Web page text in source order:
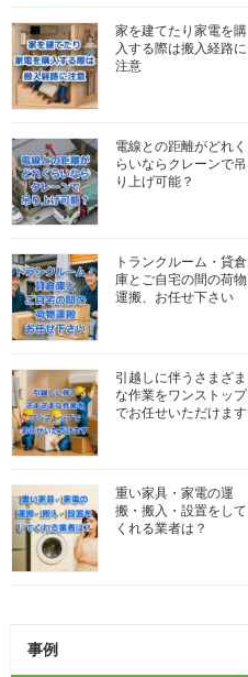
家を建てたり家電を購
入する際は搬入経路に
注意
電線との距離がどれく
らいならクレーンで吊
り上げ可能？
トランクルーム・貸倉
庫とご自宅の間の荷物
運搬、お任せ下さい
引越しに伴うさまざま
な作業をワンストップ
でお任せいただけます
重い家具・家電の運
搬・搬入・設置をして
くれる業者は？
事例